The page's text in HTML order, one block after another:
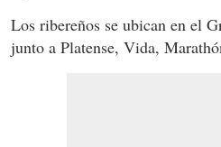
Los ribereños se ubican en el
junto a Platense, Vida,